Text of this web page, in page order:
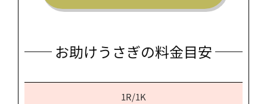
お助けうさぎの料金目安
1R/1K